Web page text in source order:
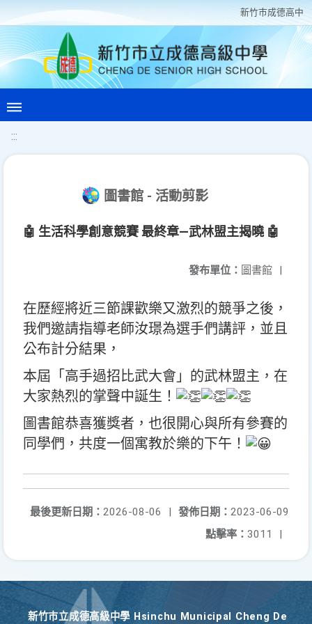
新竹巿成德高中
:::
圖書館 - 活動剪影
🤖️ 生活科學創意競賽 最終章—武林盟主揭曉 🤖️
發布單位： 圖書館 |
在歷經將近三節課歡樂又激烈的競爭之後，
我們邀請指導老師汝璟為選手們講評，並且
公布計分結果，
本屆「高手過招比武大會」的武林盟主，在
大家熱烈的掌聲中誕生！
圖書館恭喜獲獎者，也很開心與所有參賽的
同學們，共度一個寓教於樂的下午！
發佈日期： 2023-06-09
最後更新日期： 2026-08-06
|
點擊率： 3011 |
新竹巿立成德高級中學 Hsinchu Municipal Cheng De